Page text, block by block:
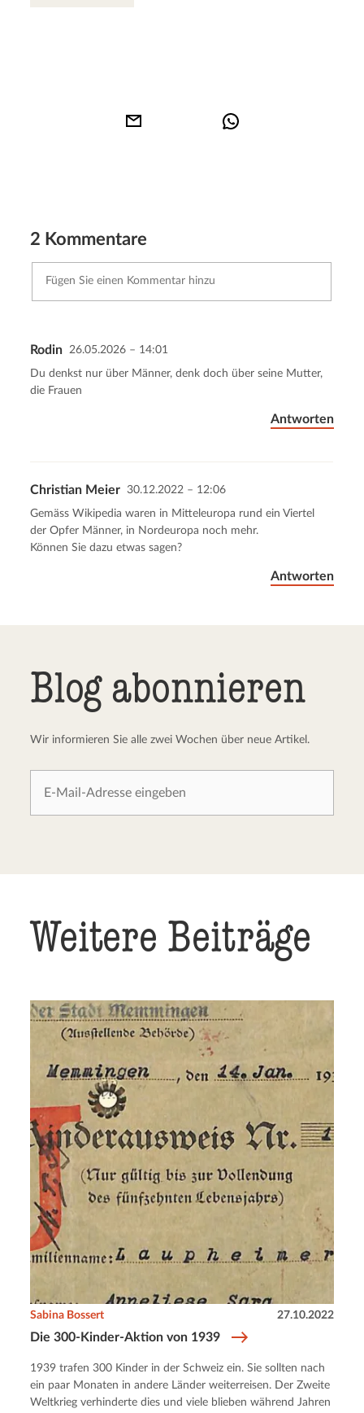
2 Kommentare
Abbrechen Kommentar senden
Rodin 26.05.2026 – 14:01
Du denkst nur über Männer, denk doch über seine Mutter,
die Frauen
Antworten
Christian Meier 30.12.2022 – 12:06
Gemäss Wikipedia waren in Mitteleuropa rund ein Viertel
der Opfer Männer, in Nordeuropa noch mehr.
Können Sie dazu etwas sagen?
Antworten
Blog abonnieren
Wir informieren Sie alle zwei Wochen über neue Artikel.
Weitere Beiträge
Die 300-Kinder-Aktion von 1939
Sabina Bossert 27.10.2022
1939 trafen 300 Kinder in der Schweiz ein. Sie sollten nach
ein paar Monaten in andere Länder weiterreisen. Der Zweite
Weltkrieg verhinderte dies und viele blieben während Jahren